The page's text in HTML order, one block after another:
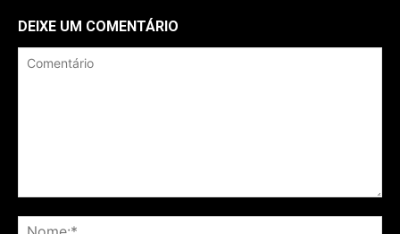
DEIXE UM COMENTÁRIO